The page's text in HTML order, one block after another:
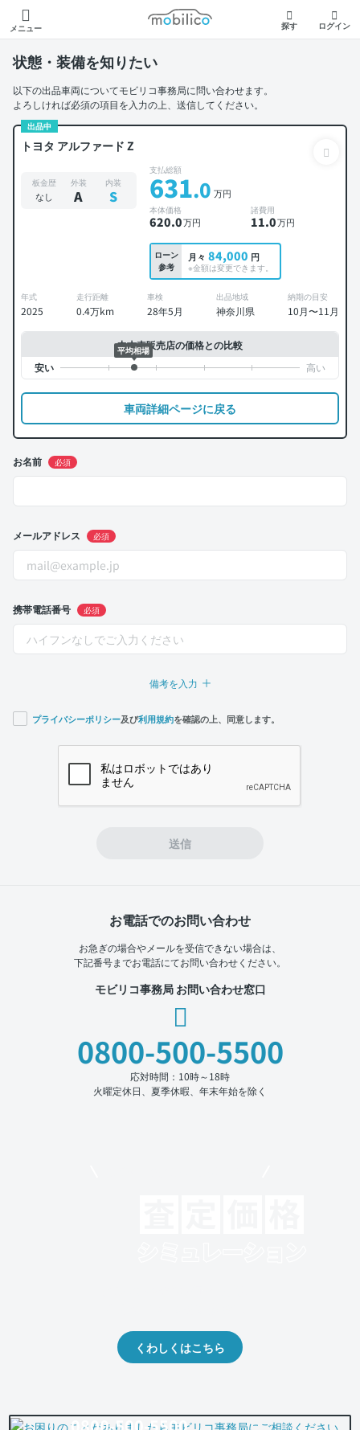
メニュー
モビリコ
探す ログイン
状態・装備を知りたい
以下の出品車両についてモビリコ事務局に問い合わせます。
よろしければ必須の項目を入力の上、送信してください。
出品中
トヨタ アルファード Z
板金歴
なし
外装
A
内装
S
支払総額
631.0 万円
本体価格
620.0万円
諸費用
11.0万円
ローン
参考
月々 84,000 円
※金額は変更できます。
年式
2025
走行距離
0.4万km
車検
28年5月
出品地域
神奈川県
納期の目安
10月〜11月
中古車販売店の価格との比較
平均相場
車両詳細ページに戻る
お名前 必須
メールアドレス 必須
携帯電話番号 必須
備考を入力
プライバシーポリシー及び利用規約を確認の上、同意します。
送信
お電話でのお問い合わせ
お急ぎの場合やメールを受信できない場合は、
下記番号までお電話にてお問い合わせください。
モビリコ事務局 お問い合わせ窓口
0800-500-5500
応対時間：10時～18時
火曜定休日、夏季休暇、年末年始を除く
くわしくはこちら